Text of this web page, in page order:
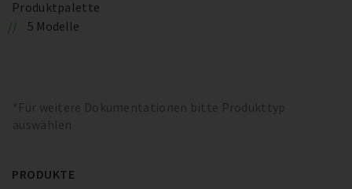
Produktpalette
5 Modelle
*Für weitere Dokumentationen bitte Produkttyp
auswählen
PRODUKTE